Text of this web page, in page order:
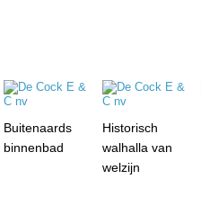
Buitenaards
binnenbad
Historisch
walhalla van
welzijn